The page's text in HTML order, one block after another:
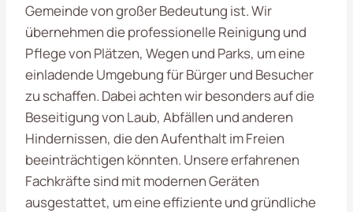
Gemeinde von großer Bedeutung ist. Wir
übernehmen die professionelle Reinigung und
Pflege von Plätzen, Wegen und Parks, um eine
einladende Umgebung für Bürger und Besucher
zu schaffen. Dabei achten wir besonders auf die
Beseitigung von Laub, Abfällen und anderen
Hindernissen, die den Aufenthalt im Freien
beeinträchtigen könnten. Unsere erfahrenen
Fachkräfte sind mit modernen Geräten
ausgestattet, um eine effiziente und gründliche